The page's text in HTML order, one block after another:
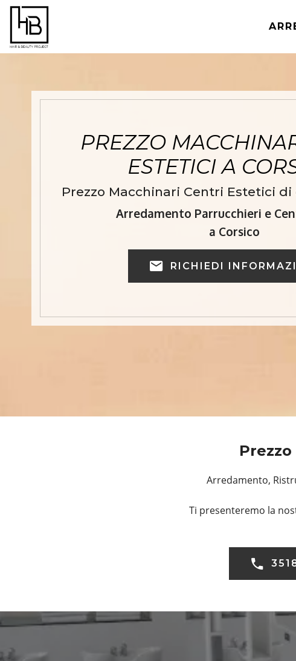
PREZZO
ESTETICI A
Prezzo Macchinari Centri Estetici di
Arredamento Parrucchieri e
a Corsico
RICHIEDI
Arredamento,
Ti presenteremo la